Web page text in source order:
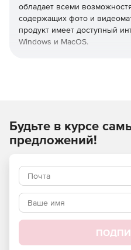
обладает всеми
содержащих фото и
продукт имеет доступный
Windows и MacOS.
Включает следующие
Snagit 2021.
Эксклюзивное
Будьте в курсе
предложений!